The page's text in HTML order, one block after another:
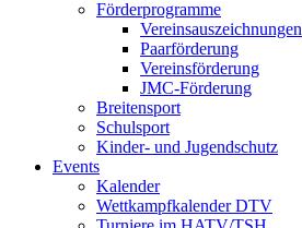
Förderprogramme
Vereinsauszeichnungen
Paarförderung
Vereinsförderung
JMC-Förderung
Breitensport
Schulsport
Kinder- und Jugendschutz
Events
Kalender
Wettkampfkalender DTV